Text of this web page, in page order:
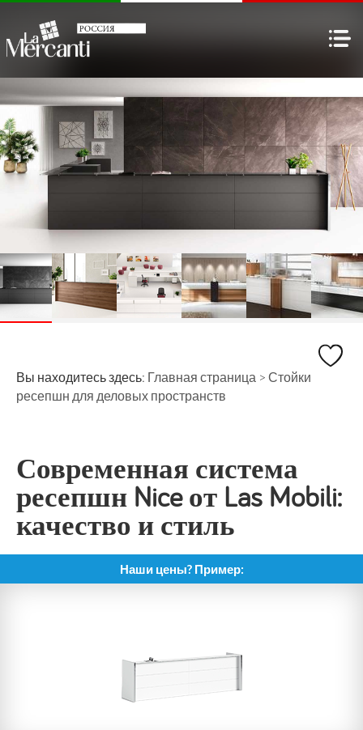
Вы находитесь здесь: Главная страница > Стойки
ресепшн для деловых пространств
Современная система
ресепшн Nice от Las Mobili:
качество и стиль
Наши цены? Пример: